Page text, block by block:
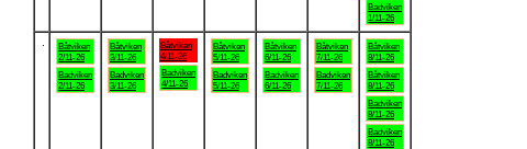
Badviken
1/11-26
Båtviken
2/11-26
Badviken
2/11-26
Båtviken
3/11-26
Badviken
3/11-26
Båtviken
4/11-26
Badviken
4/11-26
Båtviken
5/11-26
Badviken
5/11-26
Båtviken
6/11-26
Badviken
6/11-26
Båtviken
7/11-26
Badviken
7/11-26
Båtviken
8/11-26
Båtviken
8/11-26
Badviken
8/11-26
Badviken
8/11-26